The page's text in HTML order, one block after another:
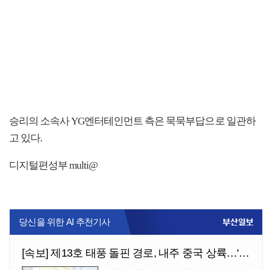
승리의 소속사 YG엔터테인먼트 측은 묵묵부답으로 일관하
고 있다.
디지털편성부 multi@